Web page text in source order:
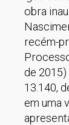
obra
recém-
de 2015)
13.140,
em uma